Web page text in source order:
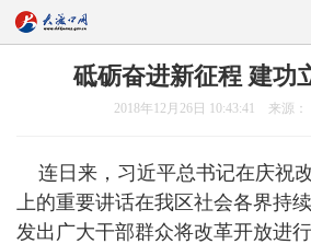
砥砺奋进新征程 建功
2018年12月26日 10:43:41 来源
连日来，习近平总书记在庆祝
上的重要讲话在我区社会各界持
发出广大干部群众将改革开放进